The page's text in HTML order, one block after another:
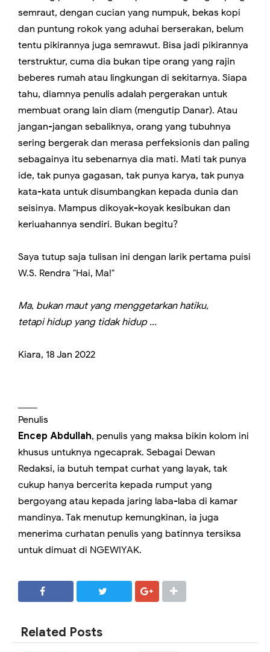
semraut, dengan cucian yang numpuk, bekas kopi
dan puntung rokok yang aduhai berserakan, belum
tentu pikirannya juga semrawut. Bisa jadi pikirannya
terstruktur, cuma dia bukan tipe orang yang rajin
beberes rumah atau lingkungan di sekitarnya. Siapa
tahu, diamnya penulis adalah pergerakan untuk
membuat orang lain diam (mengutip Danar). Atau
jangan-jangan sebaliknya, orang yang tubuhnya
sering bergerak dan merasa perfeksionis dan paling
sebagainya itu sebenarnya dia mati. Mati tak punya
ide, tak punya gagasan, tak punya karya, tak punya
kata-kata untuk disumbangkan kepada dunia dan
seisinya. Mampus dikoyak-koyak kesibukan dan
keriuahannya sendiri. Bukan begitu?
Saya tutup saja tulisan ini dengan larik pertama puisi
W.S. Rendra "Hai, Ma!"
Ma, bukan maut yang menggetarkan hatiku,
tetapi hidup yang tidak hidup ...
Kiara, 18 Jan 2022
Penulis
Encep Abdullah, penulis yang maksa bikin kolom ini
khusus untuknya ngecaprak. Sebagai Dewan
Redaksi, ia butuh tempat curhat yang layak, tak
cukup hanya bercerita kepada rumput yang
bergoyang atau kepada jaring laba-laba di kamar
mandinya. Tak menutup kemungkinan, ia juga
menerima curhatan penulis yang batinnya tersiksa
untuk dimuat di NGEWIYAK.
Related Posts